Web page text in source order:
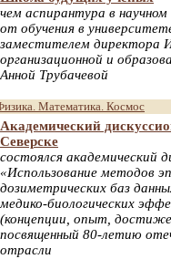
чем аспирантура в
от обучения в
заместителем
организационной и
Анной Трубачевой
Математика. Космос
Академический
Северске
состоялся академический
«Использование методов
дозиметрических баз
медико-биологических
(концепции, опыт,
посвященный 80-летию
отрасли